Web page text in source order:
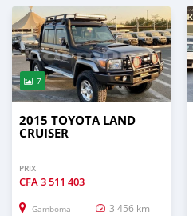
7
2015 TOYOTA LAND
CRUISER
PRIX
CFA3 511 403
Gamboma 3 456 km